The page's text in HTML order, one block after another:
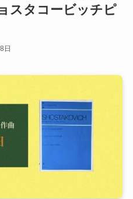
スタコービッチピ
日